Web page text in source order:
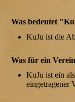
Was bedeutet
KuJu ist die
Was für ein
KuJu ist ein
eingetragener